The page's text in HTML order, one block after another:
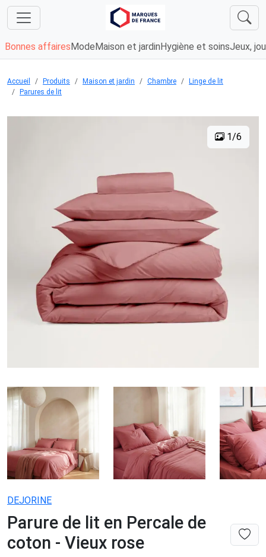
Bonnes affaires Mode Maison et jardin Hygiène et soinsJeux,
Accueil Produits Maison et jardin Chambre
Linge de lit
Parures de lit
1/6
DEJORINE
Parure de lit en Percale de
coton - Vieux rose